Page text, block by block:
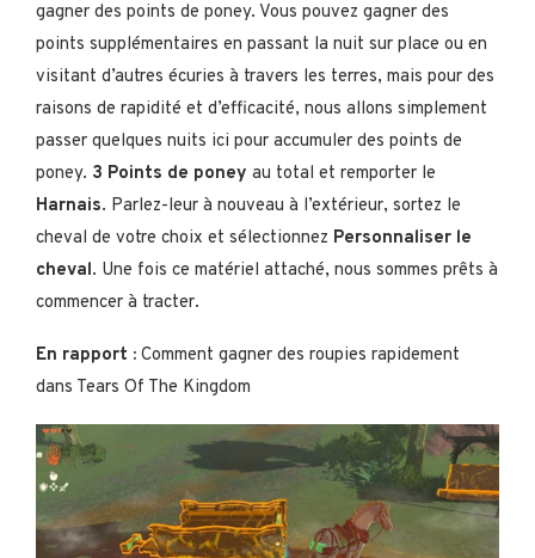
gagner des points de poney. Vous pouvez gagner des
points supplémentaires en passant la nuit sur place ou en
visitant d’autres écuries à travers les terres, mais pour des
raisons de rapidité et d’efficacité, nous allons simplement
passer quelques nuits ici pour accumuler des points de
poney. 3 Points de poney au total et remporter le
Harnais. Parlez-leur à nouveau à l’extérieur, sortez le
cheval de votre choix et sélectionnez Personnaliser le
cheval. Une fois ce matériel attaché, nous sommes prêts à
commencer à tracter.
En rapport : Comment gagner des roupies rapidement
dans Tears Of The Kingdom